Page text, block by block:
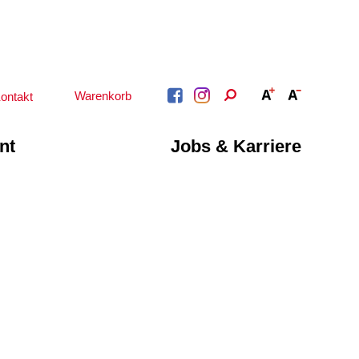
Warenkorb
Jobs & Karriere